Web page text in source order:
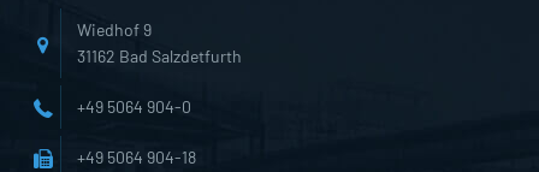
Wiedhof 9
31162 Bad Salzdetfurth
+49 5064 904-0
+49 5064 904-18